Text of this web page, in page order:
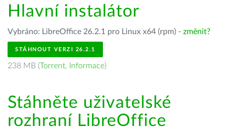
Hlavní instalátor
Vybráno: LibreOffice 26.2.1 pro Linux x64 (rpm) - změnit?
STÁHNOUT VERZI 26.2.1
238 MB (Torrent, Informace)
Stáhněte uživatelské
rozhraní LibreOffice